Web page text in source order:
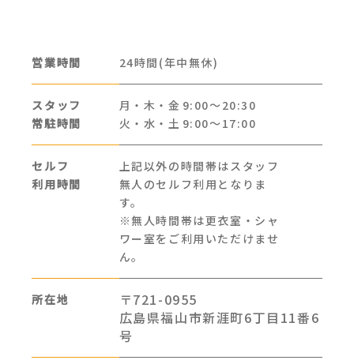
営業時間 24時間(年中無休)
スタッフ
常駐時間
月・木・金 9:00～20:30
火・水・土 9:00～17:00
セルフ
利用時間
上記以外の時間帯はスタッフ
無人のセルフ利用となりま
す。
※無人時間帯は更衣室・シャ
ワー室をご利用いただけませ
ん。
所在地
〒721-0955
広島県福山市新涯町6丁目11番6
号